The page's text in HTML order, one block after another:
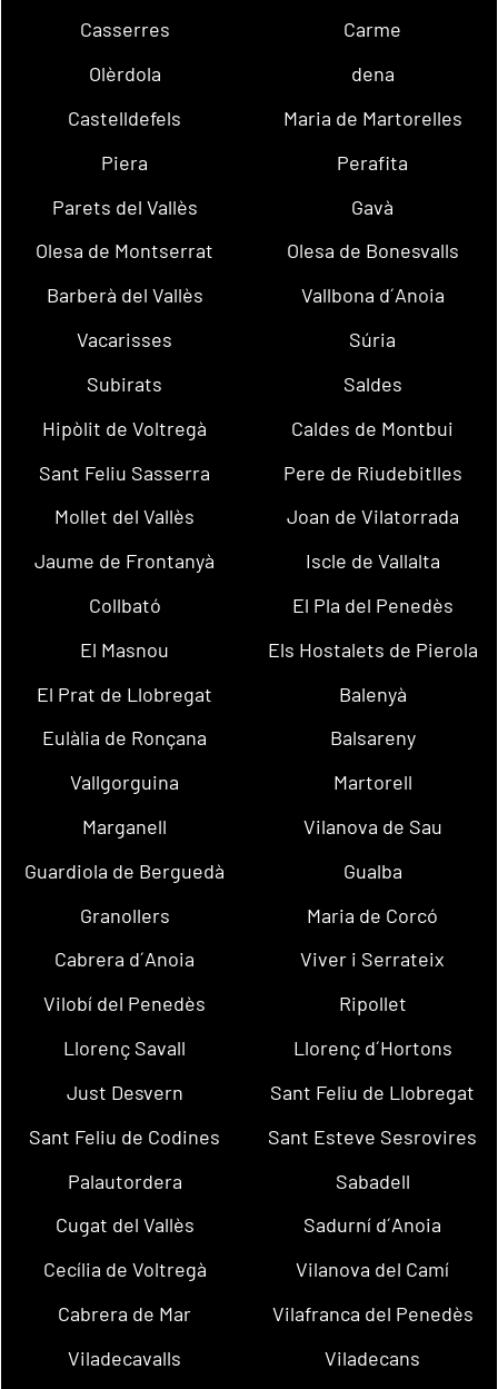
Casserres
Carme
Olèrdola
dena
Castelldefels
Maria de Martorelles
Piera
Perafita
Parets del Vallès
Gavà
Olesa de Montserrat
Olesa de Bonesvalls
Barberà del Vallès
Vallbona d´Anoia
Vacarisses
Súria
Subirats
Saldes
Hipòlit de Voltregà
Caldes de Montbui
Sant Feliu Sasserra
Pere de Riudebitlles
Mollet del Vallès
Joan de Vilatorrada
Jaume de Frontanyà
Iscle de Vallalta
Collbató
El Pla del Penedès
El Masnou
Els Hostalets de Pierola
El Prat de Llobregat
Balenyà
Eulàlia de Ronçana
Balsareny
Vallgorguina
Martorell
Marganell
Vilanova de Sau
Guardiola de Berguedà
Gualba
Granollers
Maria de Corcó
Cabrera d´Anoia
Viver i Serrateix
Vilobí del Penedès
Ripollet
Llorenç Savall
Llorenç d´Hortons
Just Desvern
Sant Feliu de Llobregat
Sant Feliu de Codines
Sant Esteve Sesrovires
Palautordera
Sabadell
Cugat del Vallès
Sadurní d´Anoia
Cecília de Voltregà
Vilanova del Camí
Cabrera de Mar
Vilafranca del Penedès
Viladecavalls
Viladecans